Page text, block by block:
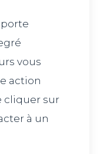
vous
action
cliquer sur
à un